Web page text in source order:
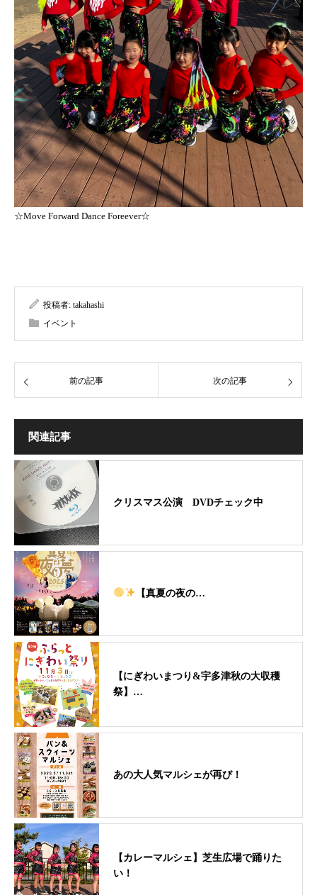
☆Move Forward Dance Foreever☆
投稿者: takahashi
イベント
前の記事 次の記事
関連記事
クリスマス公演 DVDチェック中
【真夏の夜の…
【にぎわいまつり&宇多津秋の大収穫
祭】…
あの大人気マルシェが再び！
【カレーマルシェ】芝生広場で踊りた
い！